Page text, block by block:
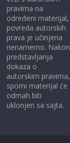
pravima na
određeni materijal,
povreda autorskih
prava je učinjena
nenamerno. Nakon
predstavljanja
dokaza o
autorskim pravima,
sporni materijal će
odmah biti
uklonjen sa sajta.